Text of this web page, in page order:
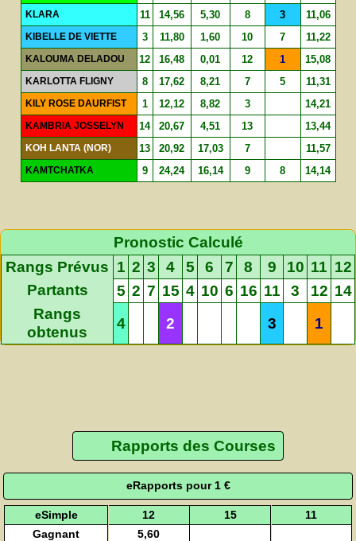
KLARA 11 14,56 5,30 8 3 11,06
KIBELLE DE VIETTE 3 11,80 1,60 10 7 11,22
KALOUMA DELADOU 12 16,48 0,01 12 1 15,08
KARLOTTA FLIGNY 8 17,62 8,21 7 5 11,31
KILY ROSE DAURFIST 1 12,12 8,82 3 14,21
KAMBRIA JOSSELYN 14 20,67 4,51 13 13,44
KOH LANTA (NOR) 13 20,92 17,03 7 11,57
KAMTCHATKA 9 24,24 16,14 9 8 14,14
Pronostic Calculé
Rangs Prévus 1 2 3 4 5 6 7 8 9 10 11 12
Partants
5 2 7 15 4 10 6 16 11 3 12 14
Rangs
obtenus
4 2 3 1
Rapports des Courses
eRapports pour 1 €
eSimple 12 15
11
Gagnant
5,60